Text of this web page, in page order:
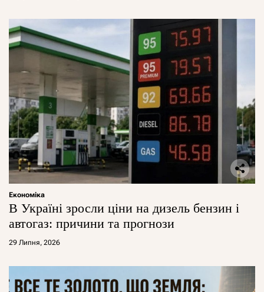
Економіка
В Україні зросли ціни на дизель бензин і
автогаз: причини та прогнози
29 Липня, 2026